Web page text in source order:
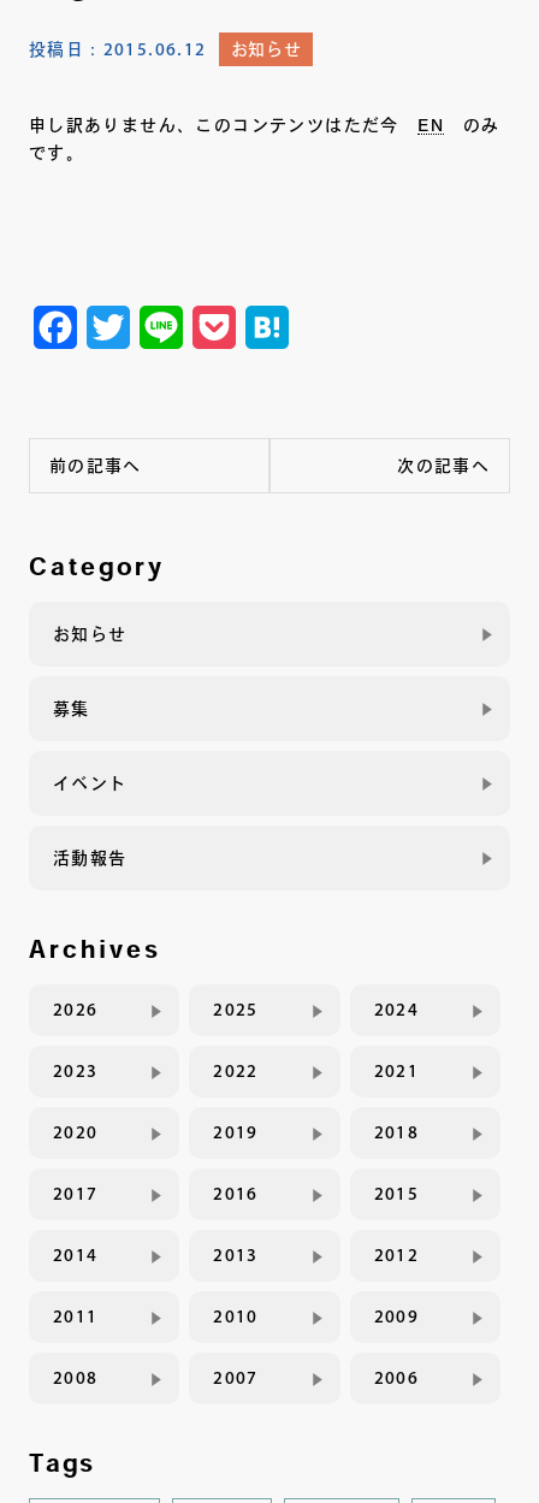
投稿日： 2015.06.12 お知らせ
申し訳ありません、このコンテンツはただ今 EN
のみ
です。
Facebook
TwitterLine Pocket
前の記事へ 次の記事へ
Category
お知らせ
募集
イベント
活動報告
Archives
2026 2025 2024
2023 2022 2021
2020 2019 2018
2017 2016 2015
2014 2013 2012
2011 2010 2009
2008 2007 2006
Tags